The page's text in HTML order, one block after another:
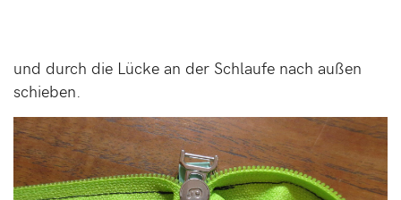
und durch die Lücke an der Schlaufe nach außen
schieben.